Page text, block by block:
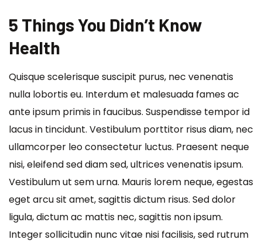
5 Things You Didn’t Know
Health
Quisque scelerisque suscipit purus, nec venenatis
nulla lobortis eu. Interdum et malesuada fames ac
ante ipsum primis in faucibus. Suspendisse tempor id
lacus in tincidunt. Vestibulum porttitor risus diam, nec
ullamcorper leo consectetur luctus. Praesent neque
nisi, eleifend sed diam sed, ultrices venenatis ipsum.
Vestibulum ut sem urna. Mauris lorem neque, egestas
eget arcu sit amet, sagittis dictum risus. Sed dolor
ligula, dictum ac mattis nec, sagittis non ipsum.
Integer sollicitudin nunc vitae nisi facilisis, sed rutrum